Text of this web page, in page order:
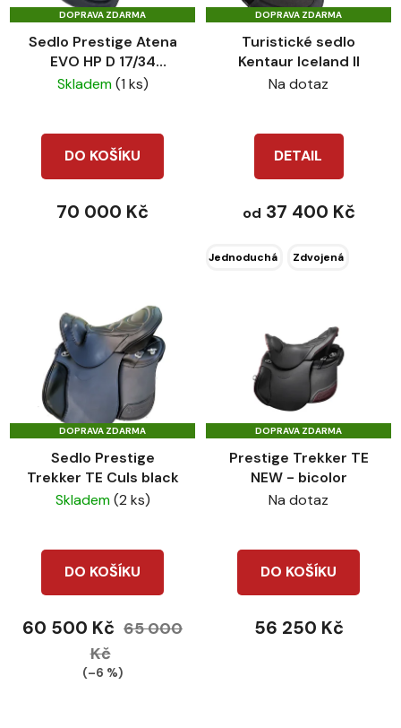
DOPRAVA ZDARMA
Sedlo Prestige Atena
EVO HP D 17/34
SKLADEM
Skladem(1 ks)
DO KOŠÍKU
70 000 Kč
DOPRAVA ZDARMA
Turistické sedlo
Kentaur Iceland II
Na dotaz
DETAIL
od 37 400 Kč
Jednoduchá Zdvojená
DOPRAVA ZDARMA
Sedlo Prestige
Trekker TE Culs black
Skladem(2 ks)
DO KOŠÍKU
60 500 Kč 65 000
Kč
(–6 %)
DOPRAVA ZDARMA
Prestige Trekker TE
NEW - bicolor
Na dotaz
DO KOŠÍKU
56 250 Kč